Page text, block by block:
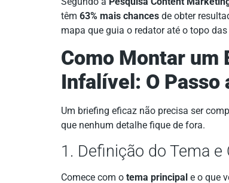
têm 63% mais chances de obter
mapa que guia o redator até o topo das
Como Montar um
Infalível: O Passo
Um briefing eficaz não precisa ser
que nenhum detalhe fique de fora.
1. Definição do Tema e
Comece com o tema principal e o que